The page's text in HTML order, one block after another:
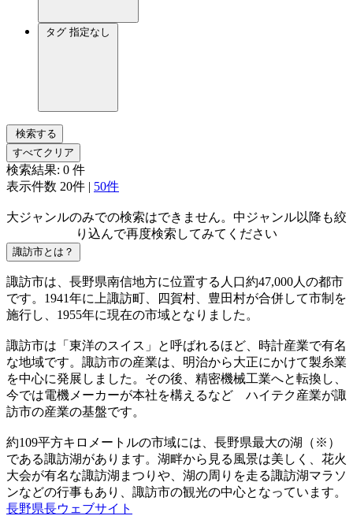
タグ 指定なし
検索する
すべてクリア
検索結果: 0 件
表示件数 20件 | 50件
大ジャンルのみでの検索はできません。中ジャンル以降も絞
り込んで再度検索してみてください
諏訪市とは？
諏訪市は、長野県南信地方に位置する人口約47,000人の都市
です。1941年に上諏訪町、四賀村、豊田村が合併して市制を
施行し、1955年に現在の市域となりました。
諏訪市は「東洋のスイス」と呼ばれるほど、時計産業で有名
な地域です。諏訪市の産業は、明治から大正にかけて製糸業
を中心に発展しました。その後、精密機械工業へと転換し、
今では電機メーカーが本社を構えるなど ハイテク産業が諏
訪市の産業の基盤です。
約109平方キロメートルの市域には、長野県最大の湖（※）
である諏訪湖があります。湖畔から見る風景は美しく、花火
大会が有名な諏訪湖まつりや、湖の周りを走る諏訪湖マラソ
ンなどの行事もあり、諏訪市の観光の中心となっています。
長野県長ウェブサイト